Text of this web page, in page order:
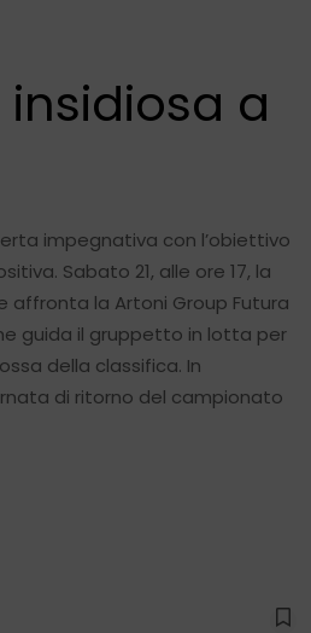
a
impegnativa con l’obiettivo
Sabato 21, alle ore 17, la
affronta la Artoni Group Futura
guida il gruppetto in lotta per
della classifica. In
di ritorno del campionato